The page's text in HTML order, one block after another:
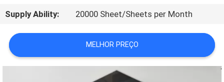
CONTACTE-
NOTÍCIA
Supply Ability:
20000 Sheet/Sheets per Month
MELHOR PREÇO